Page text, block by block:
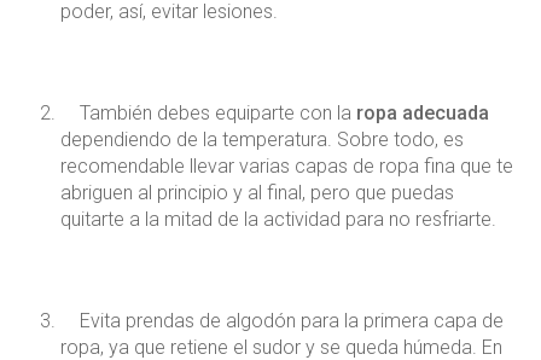
poder, así, evitar lesiones.
También debes equiparte con la ropa adecuada
dependiendo de la temperatura. Sobre todo, es
recomendable llevar varias capas de ropa fina que te
abriguen al principio y al final, pero que puedas
quitarte a la mitad de la actividad para no resfriarte.
Evita prendas de algodón para la primera capa de
ropa, ya que retiene el sudor y se queda húmeda. En